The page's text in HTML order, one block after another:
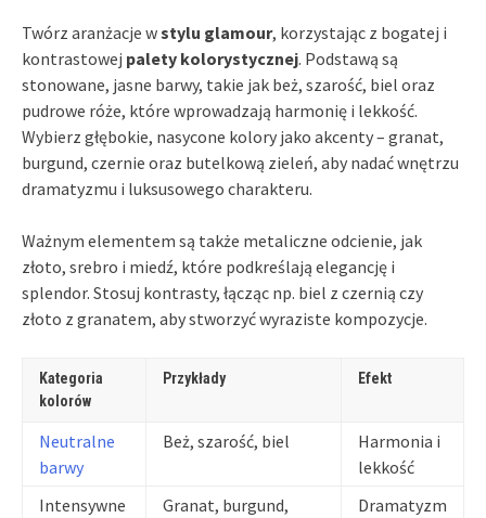
Twórz aranżacje wstylu glamour, korzystając z bogatej i
kontrastowej palety kolorystycznej. Podstawą są
stonowane, jasne barwy, takie jak beż, szarość, biel oraz
pudrowe róże, które wprowadzają harmonię i lekkość.
Wybierz głębokie, nasycone kolory jako akcenty – granat,
burgund, czernie oraz butelkową zieleń, aby nadać wnętrzu
dramatyzmu i luksusowego charakteru.
Ważnym elementem są także metaliczne odcienie, jak
złoto, srebro i miedź, które podkreślają elegancję i
splendor. Stosuj kontrasty, łącząc np. biel z czernią czy
złoto z granatem, aby stworzyć wyraziste kompozycje.
Kategoria
kolorów
Przykłady Efekt
Neutralne
barwy
Beż, szarość, biel
Harmonia i
lekkość
Intensywne
Granat, burgund,
Dramatyzm